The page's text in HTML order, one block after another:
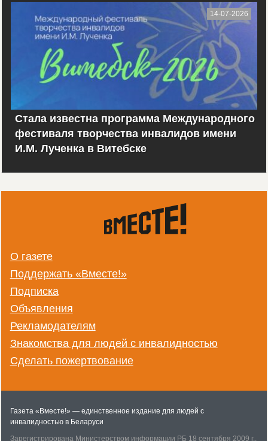
14-07-2026
Стала известна программа Международного
фестиваля творчества инвалидов имени
И.М. Лученка в Витебске
О газете
Поддержать «Вместе!»
Подписка
Объявления
Рекламодателям
Знакомства для людей с инвалидностью
Сделать пожертвование
Газета «Вместе!» — единственное издание для людей с
инвалидностью в Беларуси
Зарегистрирована Министерством информации РБ 18 сентября 2009 г.,